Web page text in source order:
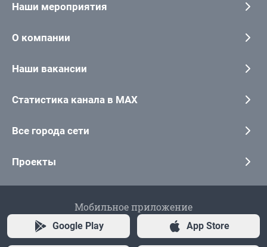
Наши мероприятия
О компании
Наши вакансии
Статистика канала в MAX
Все города сети
Проекты
Мобильное приложение
Google Play App Store